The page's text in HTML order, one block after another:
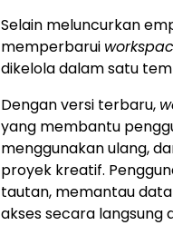
Selain meluncurkan
memperbarui
dikelola dalam satu
Dengan versi terbaru,
yang membantu
menggunakan ulang,
proyek kreatif.
tautan, memantau
akses secara langsung